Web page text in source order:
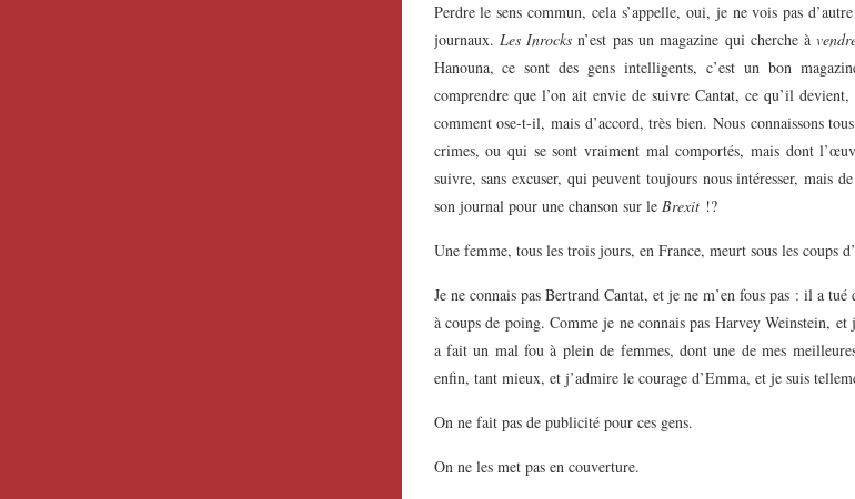
Perdre le sens commun, cela s’appelle, oui, je ne vois pas
journaux. Les Inrocks n’est pas un magazine qui cherche à
Hanouna, ce sont des gens intelligents, c’est un bon
comprendre que l’on ait envie de suivre Cantat, ce qu’il
comment ose-t-il, mais d’accord, très bien. Nous connaissons
crimes, ou qui se sont vraiment mal comportés, mais dont
suivre, sans excuser, qui peuvent toujours nous intéresser, mais
son journal pour une chanson sur le Brexit !?
Une femme, tous les trois jours, en France, meurt sous les coups
Je ne connais pas Bertrand Cantat, et je ne m’en fous pas : il a tué
à coups de poing. Comme je ne connais pas Harvey Weinstein, et
a fait un mal fou à plein de femmes, dont une de mes
enfin, tant mieux, et j’admire le courage d’Emma, et je suis
On ne fait pas de publicité pour ces gens.
On ne les met pas en couverture.